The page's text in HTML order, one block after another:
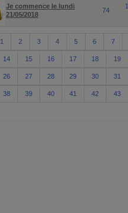
Je commence le lundi
21/05/2018
74
1 2 3 4 5 6 7
14 15 16 17 18 19
26 27 28 29 30 31
38 39 40 41 42 43